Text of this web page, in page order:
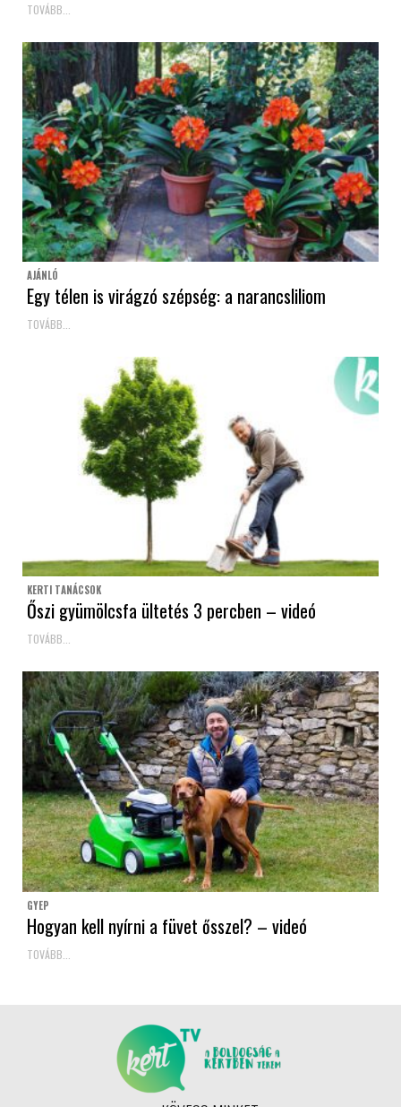
TOVÁBB...
AJÁNLÓ
Egy télen is virágzó szépség: a narancsliliom
TOVÁBB...
KERTI TANÁCSOK
Őszi gyümölcsfa ültetés 3 percben – videó
TOVÁBB...
GYEP
Hogyan kell nyírni a füvet ősszel? – videó
TOVÁBB...